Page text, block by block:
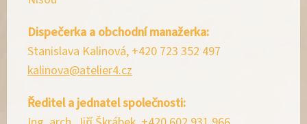
Dispečerka a obchodní manažerka:
Stanislava Kalinová, +420 723 352 497
kalinova@atelier4.cz
Ředitel a jednatel společnosti: